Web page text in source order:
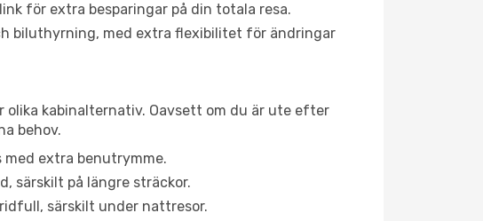
för extra besparingar på din totala resa.
biluthyrning, med extra flexibilitet för ändringar
kabinalternativ. Oavsett om du är ute efter
behov.
extra benutrymme.
särskilt på längre sträckor.
särskilt under nattresor.